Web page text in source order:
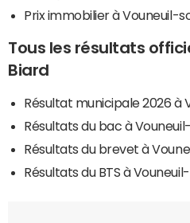
Prix immobilier à Vouneuil-
Tous les résultats
Biard
Résultat municipale 2026 à
Résultats du bac à
Résultats du brevet à
Résultats du BTS à